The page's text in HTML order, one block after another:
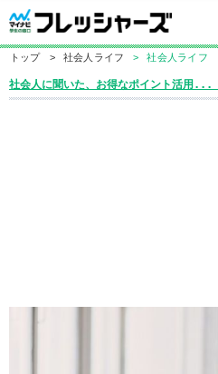
トップ > 社会人ライフ > 社会人ライフ
社会人に聞いた、お得なポイント活用...